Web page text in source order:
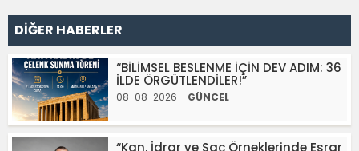
DİĞER HABERLER
“BİLİMSEL BESLENME İÇİN DEV ADIM: 36
İLDE ÖRGÜTLENDİLER!”
08-08-2026 - GÜNCEL
“Kan, İdrar ve Saç Örneklerinde Esrar